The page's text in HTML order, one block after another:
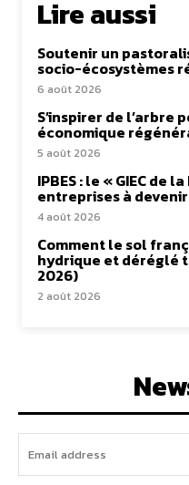
Lire aussi
Soutenir un
socio-écosystèmes
6 août 2026
S’inspirer de l’arbre
économique
5 août 2026
IPBES : le « GIEC
entreprises à
4 août 2026
Comment le sol
hydrique et déréglé
2026)
2 août 2026